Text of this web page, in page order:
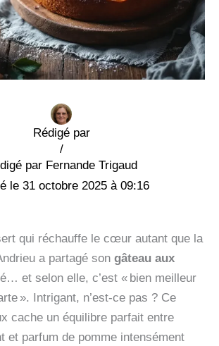
Rédigé par
Fernande Trigaud
/
31 octobre 2025 à 09:16
qui réchauffe le cœur autant que la
a partagé son gâteau aux
et selon elle, c’est « bien meilleur
». Intrigant, n’est-ce pas ? Ce
cache un équilibre parfait entre
et parfum de pomme intensément